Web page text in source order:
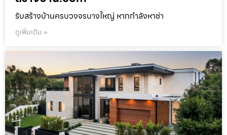
รับสร้างบ้านครบวงจรบางใหญ่ หากกำลังหาช่า
ดูเพิ่มเติม »